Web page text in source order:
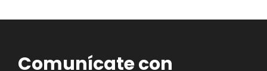
Comunícate con